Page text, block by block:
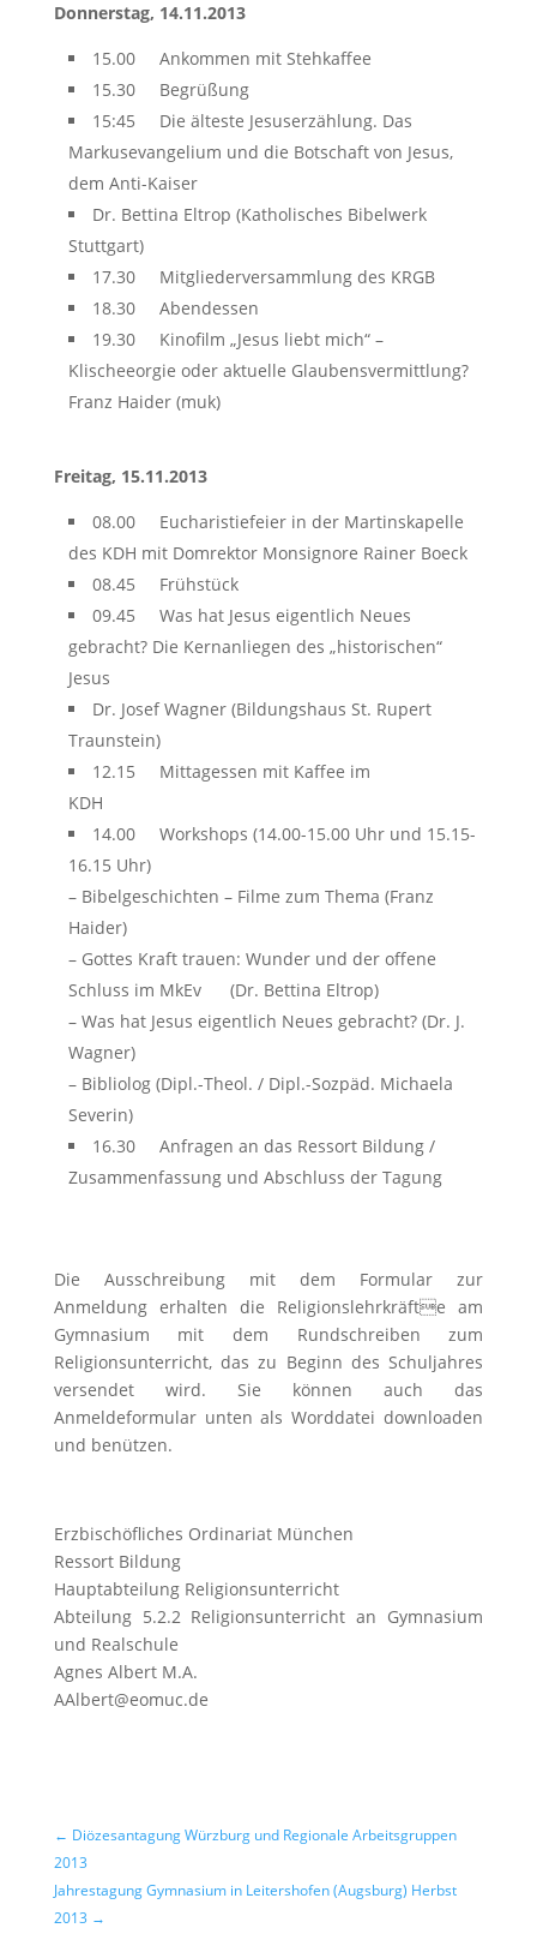
Donnerstag, 14.11.2013
15.00 Ankommen mit Stehkaffee
15.30 Begrüßung
15:45 Die älteste Jesuserzählung. Das
Markusevangelium und die Botschaft von Jesus,
dem Anti-Kaiser
Dr. Bettina Eltrop (Katholisches Bibelwerk
Stuttgart)
17.30 Mitgliederversammlung des KRGB
18.30 Abendessen
19.30 Kinofilm „Jesus liebt mich“ –
Klischeeorgie oder aktuelle Glaubensvermittlung?
Franz Haider (muk)
Freitag, 15.11.2013
08.00 Eucharistiefeier in der Martinskapelle
des KDH mit Domrektor Monsignore Rainer Boeck
08.45 Frühstück
09.45 Was hat Jesus eigentlich Neues
gebracht? Die Kernanliegen des „historischen“
Jesus
Dr. Josef Wagner (Bildungshaus St. Rupert
Traunstein)
12.15 Mittagessen mit Kaffee im
KDH
14.00 Workshops (14.00-15.00 Uhr und 15.15-
16.15 Uhr)
– Bibelgeschichten – Filme zum Thema (Franz
Haider)
– Gottes Kraft trauen: Wunder und der offene
Schluss im MkEv (Dr. Bettina Eltrop)
– Was hat Jesus eigentlich Neues gebracht? (Dr. J.
Wagner)
– Bibliolog (Dipl.-Theol. / Dipl.-Sozpäd. Michaela
Severin)
16.30 Anfragen an das Ressort Bildung /
Zusammenfassung und Abschluss der Tagung
Die Ausschreibung mit dem Formular zur
Anmeldung erhalten die Religionslehrkräfte am
Gymnasium mit dem Rundschreiben zum
Religionsunterricht, das zu Beginn des Schuljahres
versendet wird. Sie können auch das
Anmeldeformular unten als Worddatei downloaden
und benützen.
Erzbischöfliches Ordinariat München
Ressort Bildung
Hauptabteilung Religionsunterricht
Abteilung 5.2.2 Religionsunterricht an Gymnasium
und Realschule
Agnes Albert M.A.
AAlbert@eomuc.de
← Diözesantagung Würzburg und Regionale Arbeitsgruppen
2013
Jahrestagung Gymnasium in Leitershofen (Augsburg) Herbst
2013 →